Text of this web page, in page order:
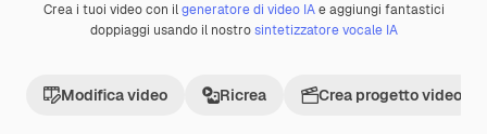
Premium
Crea i tuoi video con ilgeneratore di video IAe aggiungi fantastici
doppiaggi usando il nostrosintetizzatore vocale IA
Modifica video Ricrea Crea progetto video